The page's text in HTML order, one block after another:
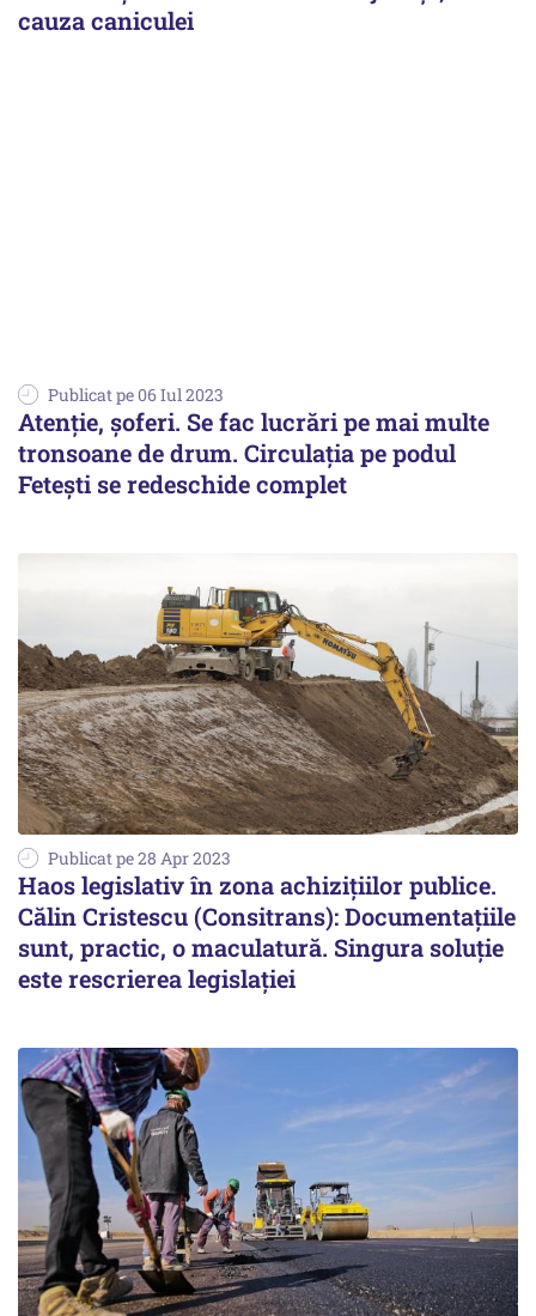
cauza caniculei
Publicat pe 06 Iul 2023
Atenţie, şoferi. Se fac lucrări pe mai multe
tronsoane de drum. Circulaţia pe podul
Feteşti se redeschide complet
Publicat pe 28 Apr 2023
Haos legislativ în zona achiziţiilor publice.
Călin Cristescu (Consitrans): Documentațiile
sunt, practic, o maculatură. Singura soluţie
este rescrierea legislaţiei